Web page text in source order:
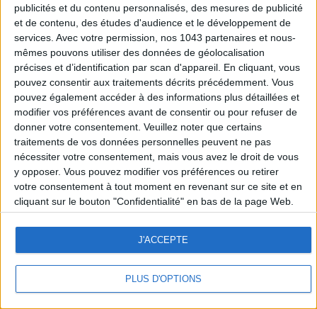
publicités et du contenu personnalisés, des mesures de publicité
et de contenu, des études d'audience et le développement de
services. Avec votre permission, nos 1043 partenaires et nous-
mêmes pouvons utiliser des données de géolocalisation
précises et d’identification par scan d'appareil. En cliquant, vous
pouvez consentir aux traitements décrits précédemment. Vous
pouvez également accéder à des informations plus détaillées et
modifier vos préférences avant de consentir ou pour refuser de
donner votre consentement. Veuillez noter que certains
traitements de vos données personnelles peuvent ne pas
nécessiter votre consentement, mais vous avez le droit de vous
y opposer. Vous pouvez modifier vos préférences ou retirer
votre consentement à tout moment en revenant sur ce site et en
cliquant sur le bouton "Confidentialité" en bas de la page Web.
PLUS D'OPTIONS
J'ACCEPTE
I AM SIGNING UP FOR THE DO IT IN PARIS LETTER
I PLAY
All fields marked with an asterisk (*) are mandatory.
(We never give out your personal information to third
parties or advertisers.)